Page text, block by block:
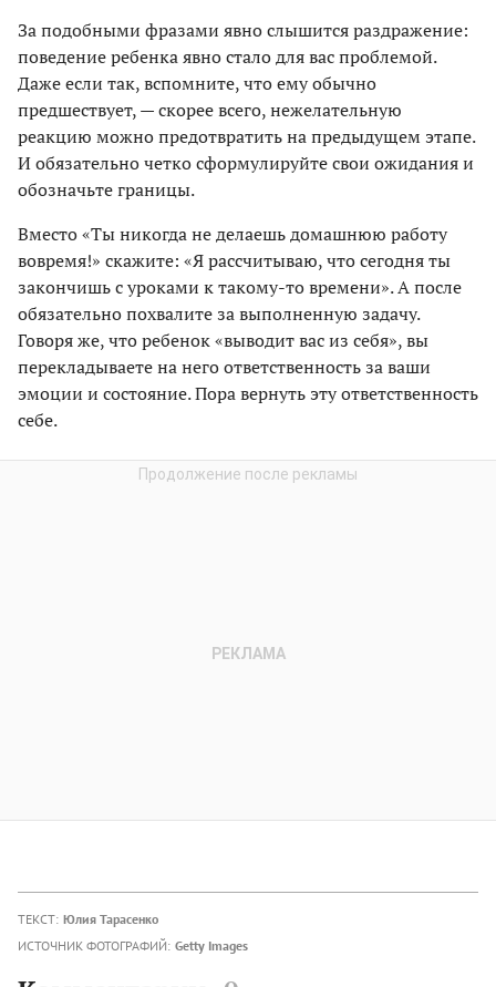
За подобными фразами явно слышится раздражение:
поведение ребенка явно стало для вас проблемой.
Даже если так, вспомните, что ему обычно
предшествует, — скорее всего, нежелательную
реакцию можно предотвратить на предыдущем этапе.
И обязательно четко сформулируйте свои ожидания и
обозначьте границы.
Вместо «Ты никогда не делаешь домашнюю работу
вовремя!» скажите: «Я рассчитываю, что сегодня ты
закончишь с уроками к такому-то времени». А после
обязательно похвалите за выполненную задачу.
Говоря же, что ребенок «выводит вас из себя», вы
перекладываете на него ответственность за ваши
эмоции и состояние. Пора вернуть эту ответственность
себе.
ТЕКСТ: Юлия Тарасенко
ИСТОЧНИК ФОТОГРАФИЙ: Getty Images